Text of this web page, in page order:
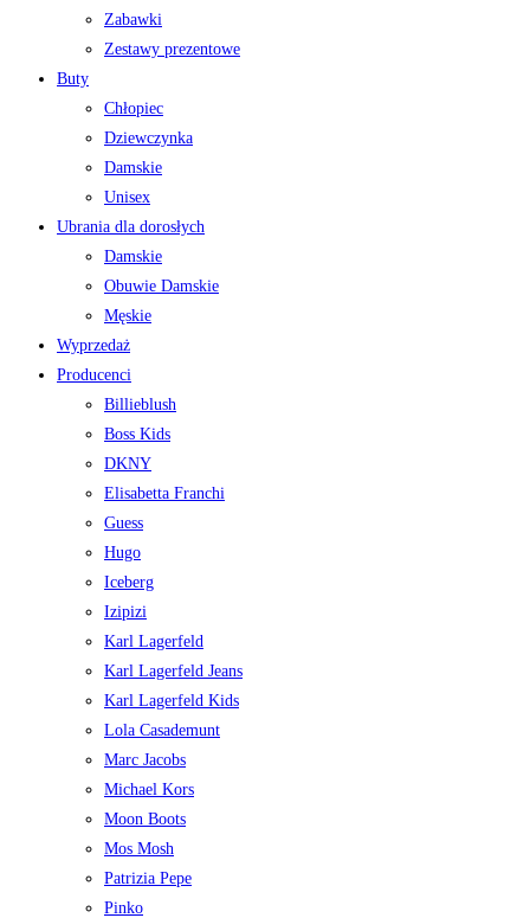
Zabawki
Zestawy prezentowe
Buty
Chłopiec
Dziewczynka
Damskie
Unisex
Ubrania dla dorosłych
Damskie
Obuwie Damskie
Męskie
Wyprzedaż
Producenci
Billieblush
Boss Kids
DKNY
Elisabetta Franchi
Guess
Hugo
Iceberg
Izipizi
Karl Lagerfeld
Karl Lagerfeld Jeans
Karl Lagerfeld Kids
Lola Casademunt
Marc Jacobs
Michael Kors
Moon Boots
Mos Mosh
Patrizia Pepe
Pinko